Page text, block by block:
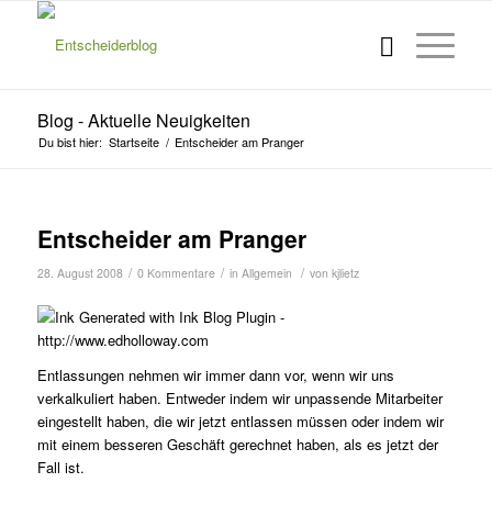
Blog - Aktuelle Neuigkeiten
Du bist hier: Startseite / Entscheider am Pranger
Entscheider am Pranger
28. August 2008 / 0 Kommentare / in Allgemein / von kjlietz
Entlassungen nehmen wir immer dann vor, wenn wir uns
verkalkuliert haben. Entweder indem wir unpassende Mitarbeiter
eingestellt haben, die wir jetzt entlassen müssen oder indem wir
mit einem besseren Geschäft gerechnet haben, als es jetzt der
Fall ist.